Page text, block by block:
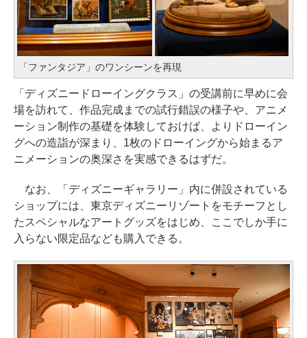
「ファンタジア」のワンシーンを再現
「ディズニードローイングクラス」の受講前に早めに会
場を訪れて、作品完成までの試行錯誤の様子や、アニメ
ーション制作の基礎を体験しておけば、よりドローイン
グへの造詣が深まり、1枚のドローイングから始まるア
ニメーションの奥深さを実感できるはずだ。
なお、「ディズニーギャラリー」内に併設されている
ショップには、東京ディズニーリゾートをモチーフとし
たスペシャルなアートグッズをはじめ、ここでしか手に
入らない限定品なども購入できる。